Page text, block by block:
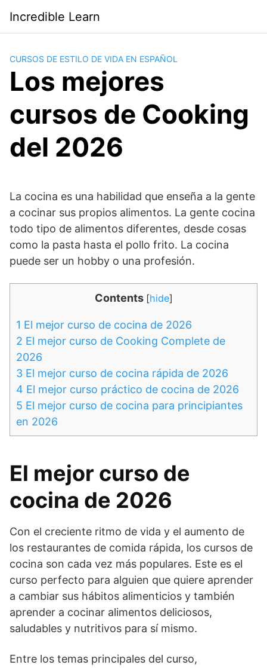
contenido
Incredible Learn
CURSOS DE ESTILO DE VIDA EN ESPAÑOL
Los mejores
cursos de Cooking
del 2026
La cocina es una habilidad que enseña a la gente
a cocinar sus propios alimentos. La gente cocina
todo tipo de alimentos diferentes, desde cosas
como la pasta hasta el pollo frito. La cocina
puede ser un hobby o una profesión.
Contents [hide]
1 El mejor curso de cocina de 2026
2 El mejor curso de Cooking Complete de
2026
3 El mejor curso de cocina rápida de 2026
4 El mejor curso práctico de cocina de 2026
5 El mejor curso de cocina para principiantes
en 2026
El mejor curso de
cocina de 2026
Con el creciente ritmo de vida y el aumento de
los restaurantes de comida rápida, los cursos de
cocina son cada vez más populares. Este es el
curso perfecto para alguien que quiere aprender
a cambiar sus hábitos alimenticios y también
aprender a cocinar alimentos deliciosos,
saludables y nutritivos para sí mismo.
Entre los temas principales del curso,